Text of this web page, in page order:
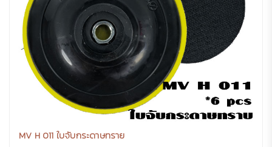
MV H 011 ใบจับกระดาษทราย